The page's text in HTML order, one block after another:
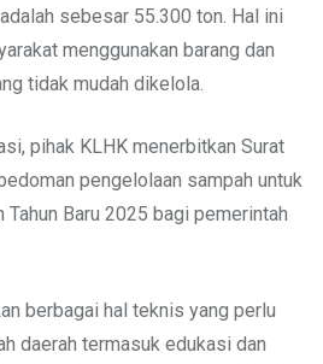
sebesar 55.300 ton. Hal ini
menggunakan barang dan
tidak mudah dikelola.
pihak KLHK menerbitkan Surat
pengelolaan sampah untuk
Baru 2025 bagi pemerintah
berbagai hal teknis yang perlu
daerah termasuk edukasi dan